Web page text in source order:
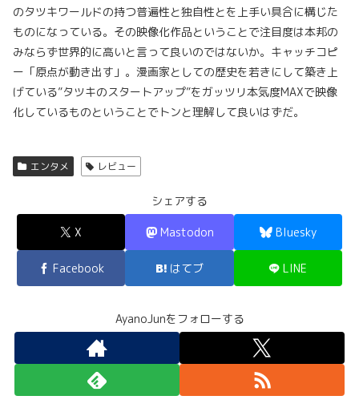
のタツキワールドの持つ普遍性と独自性とを上手い具合に構じた
ものになっている。その映像化作品ということで注目度は本邦の
みならず世界的に高いと言って良いのではないか。キャッチコピ
ー「原点が動き出す」。漫画家としての歴史を若きにして築き上
げている”タツキのスタートアップ”をガッツリ本気度MAXで映像
化しているものということでトンと理解して良いはずだ。
エンタメ レビュー
シェアする
X Mastodon Bluesky
Facebook はてブ LINE
AyanoJunをフォローする